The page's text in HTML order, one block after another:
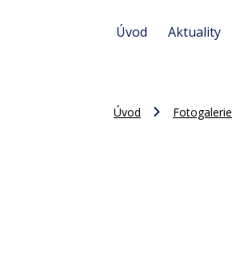
Úvod Aktuality
Úvod Fotogalerie